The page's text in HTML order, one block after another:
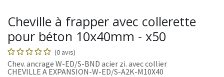
Cheville à frapper avec collerette
pour béton 10x40mm - x50
(0 avis)
Chev. ancrage W-ED/S-BND acier zi. avec collier
CHEVILLE A EXPANSION-W-ED/S-A2K-M10X40